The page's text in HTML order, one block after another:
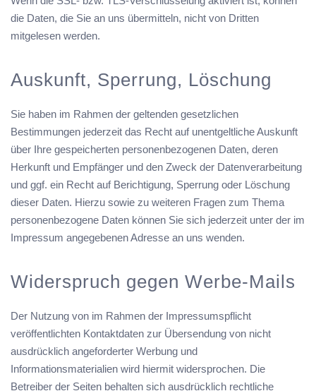
die Daten, die Sie an uns übermitteln, nicht von Dritten
mitgelesen werden.
Auskunft, Sperrung, Löschung
Sie haben im Rahmen der geltenden gesetzlichen
Bestimmungen jederzeit das Recht auf unentgeltliche Auskunft
über Ihre gespeicherten personenbezogenen Daten, deren
Herkunft und Empfänger und den Zweck der Datenverarbeitung
und ggf. ein Recht auf Berichtigung, Sperrung oder Löschung
dieser Daten. Hierzu sowie zu weiteren Fragen zum Thema
personenbezogene Daten können Sie sich jederzeit unter der im
Impressum angegebenen Adresse an uns wenden.
Widerspruch gegen Werbe-Mails
Der Nutzung von im Rahmen der Impressumspflicht
veröffentlichten Kontaktdaten zur Übersendung von nicht
ausdrücklich angeforderter Werbung und
Informationsmaterialien wird hiermit widersprochen. Die
Betreiber der Seiten behalten sich ausdrücklich rechtliche